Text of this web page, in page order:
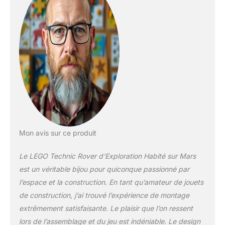
inclut un plateau de
véhicule extensible, une
suspension, une grue
mobile, un ascenseur, un
générateur, des balises,
un rover compagnon, un
espace de vie et un
cockpit Rover robot
extensible et rétractable –
Le modèle témoigne de
transporter des charges
après s’être posés
Accessoires scientifiques
– Ce set d’exploration
spatiale inclut des
accessoires inspirés de
ceux qu’utilisent les
Mon avis sur ce produit
Le LEGO Technic Rover d’Exploration Habité sur Mars
est un véritable bijou pour quiconque passionné par
l’espace et la construction. En tant qu’amateur de jouets
de construction, j’ai trouvé l’expérience de montage
extrêmement satisfaisante. Le plaisir que l’on ressent
lors de l’assemblage et du jeu est indéniable. Le design